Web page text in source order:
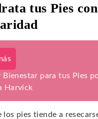
tus Pies con
Bienestar para tus Pies
Harvick
los pies tiende a